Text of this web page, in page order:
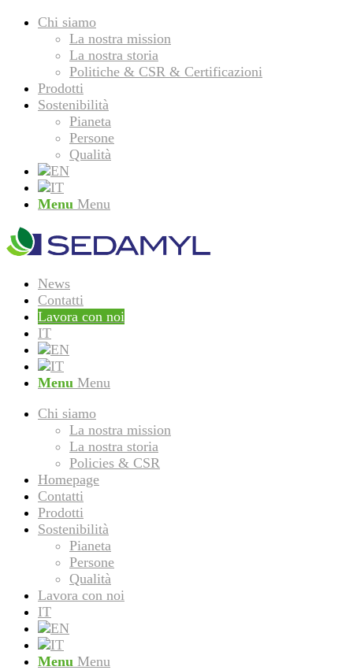
Chi siamo
La nostra mission
La nostra storia
Politiche & CSR & Certificazioni
Prodotti
Sostenibilità
Pianeta
Persone
Qualità
Menu Menu
News
Contatti
Lavora con noi
IT
Menu Menu
Chi siamo
La nostra mission
La nostra storia
Policies & CSR
Homepage
Contatti
Prodotti
Sostenibilità
Pianeta
Persone
Qualità
Lavora con noi
IT
Menu Menu